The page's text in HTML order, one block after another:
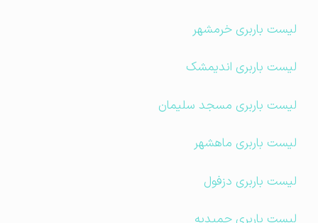
لیست باربری خرمشهر
لیست باربری اندیمشک
لیست باربری مسجد سلیمان
لیست باربری ماهشهر
لیست باربری دزفول